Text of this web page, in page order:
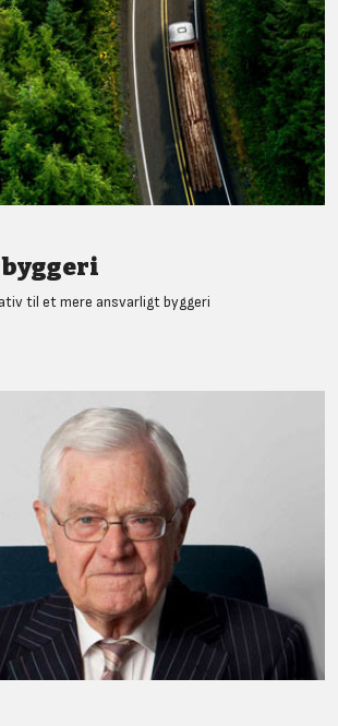
til et mere ansvarligt byggeri